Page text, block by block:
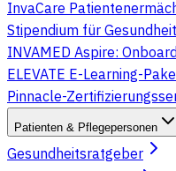
InvaCare
Stipendium für
INVAMED Aspire:
ELEVATE E-Learning-
Pinnacle-
Patienten & Pflegepersonen
Gesundheitsratgeber